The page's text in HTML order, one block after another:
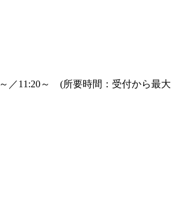
／11:20～　(所要時間：受付から最大